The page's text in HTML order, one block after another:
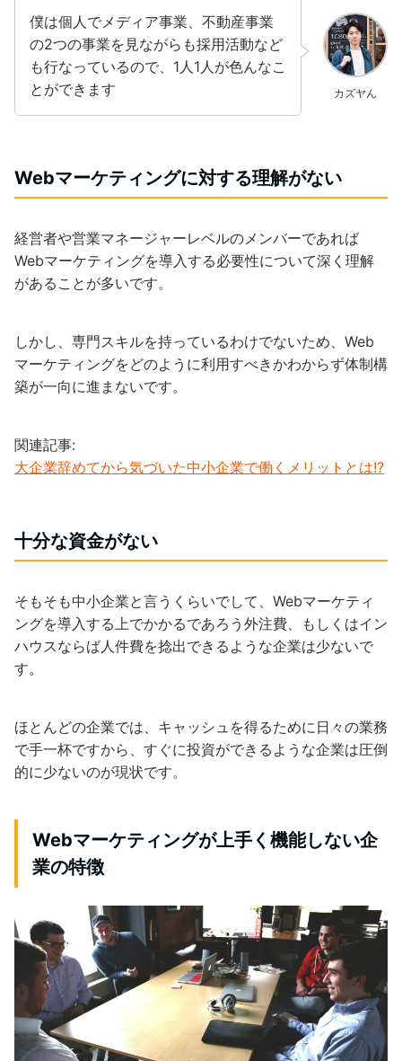
カズヤん
僕は個人でメディア事業、不動産事業
の2つの事業を見ながらも採用活動など
も行なっているので、1人1人が色んなこ
とができます
Webマーケティングに対する理解がない
経営者や営業マネージャーレベルのメンバーであれば
Webマーケティングを導入する必要性について深く理解
があることが多いです。
しかし、専門スキルを持っているわけでないため、Web
マーケティングをどのように利用すべきかわからず体制構
築が一向に進まないです。
関連記事:
大企業辞めてから気づいた中小企業で働くメリットとは!?
十分な資金がない
そもそも中小企業と言うくらいでして、Webマーケティ
ングを導入する上でかかるであろう外注費、もしくはイン
ハウスならば人件費を捻出できるような企業は少ないで
す。
ほとんどの企業では、キャッシュを得るために日々の業務
で手一杯ですから、すぐに投資ができるような企業は圧倒
的に少ないのが現状です。
Webマーケティングが上手く機能しない企
業の特徴